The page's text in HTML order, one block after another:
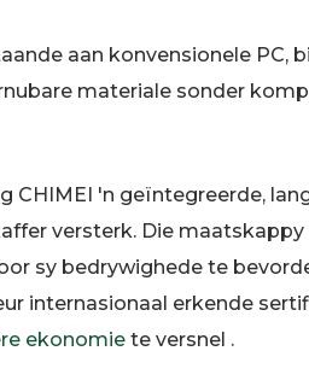
aan konvensionele PC,
materiale sonder
CHIMEI 'n geïntegreerde,
versterk. Die maatskappy
sy bedrywighede te
internasionaal erkende
ekonomie te versnel .